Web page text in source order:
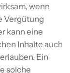
wenn
Vergütung
kann eine
Inhalte auch
Ein
solche